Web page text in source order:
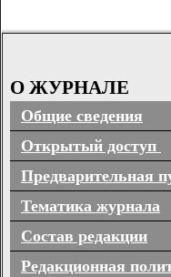
О ЖУРНАЛЕ
Общие сведения
Открытый доступ
Предварительная
Тематика журнала
Состав редакции
Редакционная